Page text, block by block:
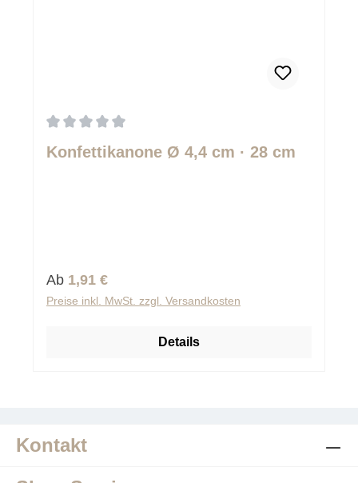
Konfettikanone Ø 4,4 cm · 28 cm
Regulärer Preis:
Ab 1,91 €
Preise inkl. MwSt. zzgl. Versandkosten
Details
Kontakt